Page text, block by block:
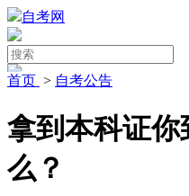
自考网
首页 > 自考公告
拿到本科证
么？